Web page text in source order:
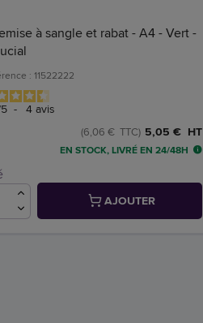
à sangle et rabat - A4 - Vert -
: 11522222
5 - 4 avis
5,05 € HT
(6,06 € TTC)
EN STOCK, LIVRÉ EN 24/48H
AJOUTER